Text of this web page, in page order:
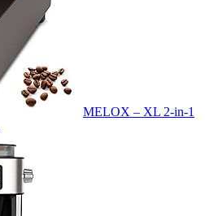
MELOX – XL 2-in-1